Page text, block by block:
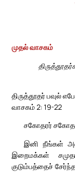
முதல் வாசகம்
திருத்தூதர் பவுல்
வாசகம் 2: 19-22
சகோதரர்
இனி நீங்கள்
இறைமக்கள்
குடும்பத்தைச்